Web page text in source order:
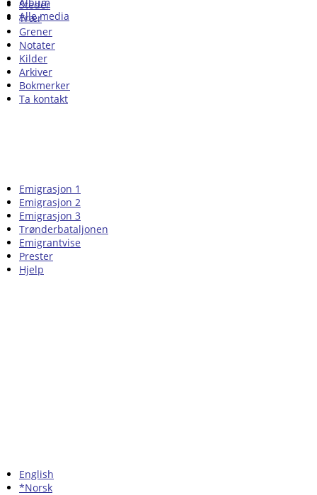
Alle media
Steder
Trær
Grener
Notater
Kilder
Arkiver
Bokmerker
Ta kontakt
Emigrasjon 1
Emigrasjon 2
Emigrasjon 3
Trønderbataljonen
Emigrantvise
Prester
Hjelp
English
*Norsk